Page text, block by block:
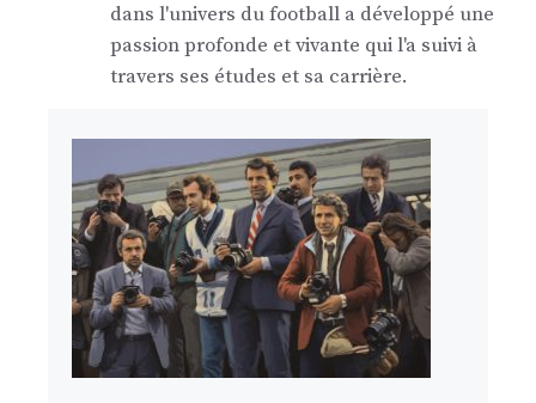
dans l'univers du football a développé une
passion profonde et vivante qui l'a suivi à
travers ses études et sa carrière.